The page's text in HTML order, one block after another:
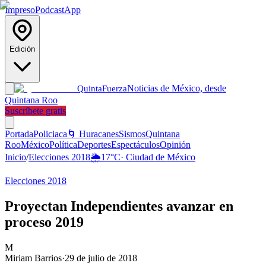
ImpresoPodcastApp
Edición
QuintaFuerzaNoticias de México, desde
Quintana Roo
Suscríbete gratis
PortadaPoliciaca 🌀 HuracanesSismosQuintana
RooMéxicoPolíticaDeportesEspectáculosOpinión
Inicio/Elecciones 2018🌦️17°C· Ciudad de México
Elecciones 2018
Proyectan Independientes avanzar en
proceso 2019
M
Miriam Barrios·29 de julio de 2018